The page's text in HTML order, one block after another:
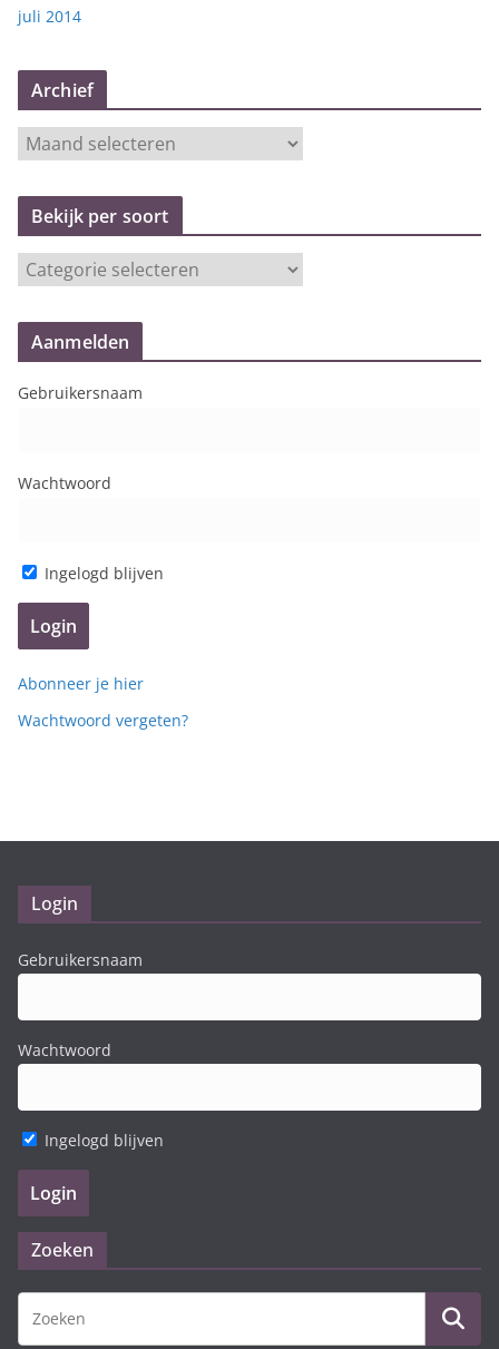
juli 2014
Archief
r
c
i
Bekijk per soort
e
k
k
r
o
r
Aanmelden
Gebruikersnaam
Wachtwoord
Ingelogd blijven
Abonneer je hier
Wachtwoord vergeten?
Login
Gebruikersnaam
Wachtwoord
Ingelogd blijven
Zoeken